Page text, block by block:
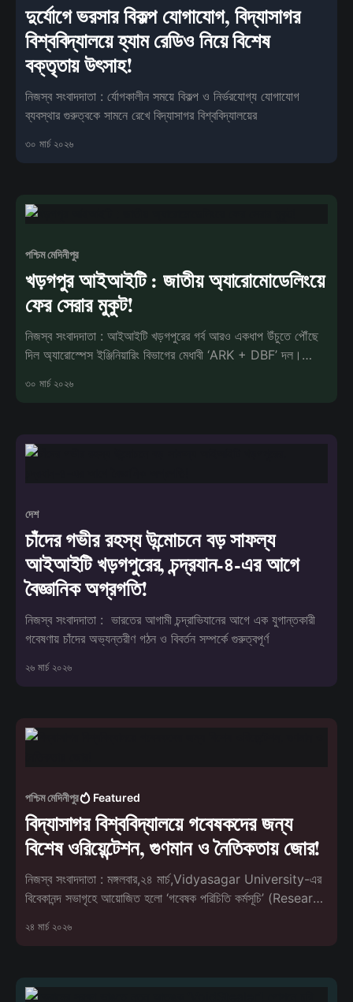
দুর্যোগে ভরসার বিকল্প যোগাযোগ, বিদ্যাসাগর
বিশ্ববিদ্যালয়ে হ্যাম রেডিও নিয়ে বিশেষ
বক্তৃতায় উৎসাহ!
নিজস্ব সংবাদদাতা : র্যোগকালীন সময়ে বিকল্প ও নির্ভরযোগ্য যোগাযোগ
ব্যবস্থার গুরুত্বকে সামনে রেখে বিদ্যাসাগর বিশ্ববিদ্যালয়ের
৩০ মার্চ ২০২৬
পশ্চিম মেদিনীপুর
খড়গপুর আইআইটি : জাতীয় অ্যারোমোডেলিংয়ে
ফের সেরার মুকুট!
নিজস্ব সংবাদদাতা : আইআইটি খড়গপুরের গর্ব আরও একধাপ উঁচুতে পৌঁছে
দিল অ্যারোস্পেস ইঞ্জিনিয়ারিং বিভাগের মেধাবী ‘ARK + DBF’ দল।
৩০ মার্চ ২০২৬
দেশ
চাঁদের গভীর রহস্য উন্মোচনে বড় সাফল্য
আইআইটি খড়গপুরের, চন্দ্রযান-৪-এর আগে
বৈজ্ঞানিক অগ্রগতি!
নিজস্ব সংবাদদাতা : ভারতের আগামী চন্দ্রাভিযানের আগে এক যুগান্তকারী
গবেষণায় চাঁদের অভ্যন্তরীণ গঠন ও বিবর্তন সম্পর্কে গুরুত্বপূর্ণ
২৬ মার্চ ২০২৬
পশ্চিম মেদিনীপুর Featured
বিদ্যাসাগর বিশ্ববিদ্যালয়ে গবেষকদের জন্য
বিশেষ ওরিয়েন্টেশন, গুণমান ও নৈতিকতায় জোর!
নিজস্ব সংবাদদাতা : মঙ্গলবার,২৪ মার্চ,Vidyasagar University-এর
বিবেকানন্দ সভাগৃহে আয়োজিত হলো ‘গবেষক পরিচিতি কর্মসূচি’ (Research
অধিভুক্
২৪ মার্চ ২০২৬